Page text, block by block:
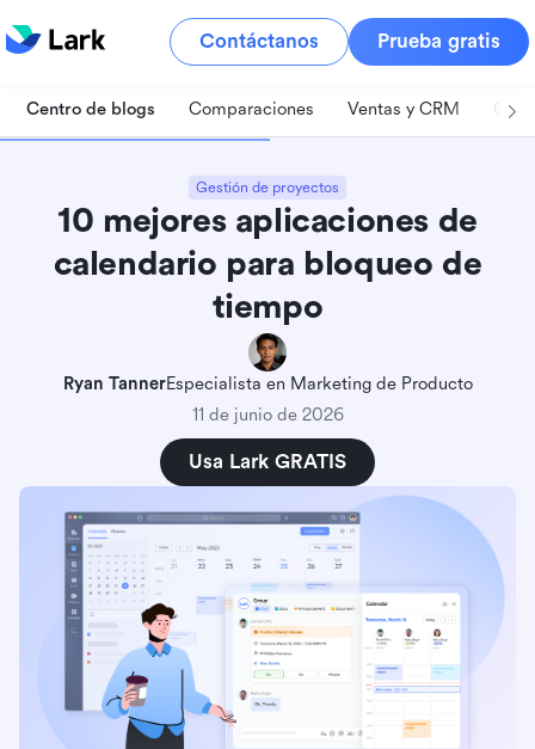
Contáctanos Prueba gratis
Centro de blogs Comparaciones Ventas y CRM
Gestión de proyectos
10 mejores aplicaciones de
calendario para bloqueo de
tiempo
Ryan TannerEspecialista en Marketing de Producto
11 de junio de 2026
Usa Lark GRATIS